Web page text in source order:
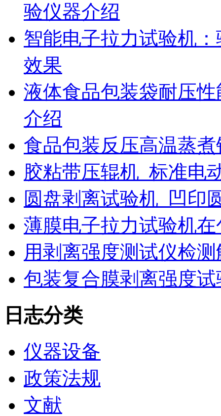
验仪器介绍
智能电子拉力试验机
效果
液体食品包装袋耐压
介绍
食品包装反压高温蒸
胶粘带压辊机_标准电
圆盘剥离试验机_凹印
薄膜电子拉力试验机
用剥离强度测试仪检
包装复合膜剥离强度
日志分类
仪器设备
政策法规
文献